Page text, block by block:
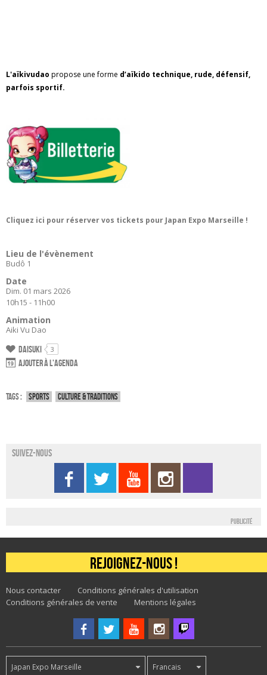
L'aïkivudao propose une forme d’aïkido technique, rude, défensif,
parfois sportif.
Cliquez ici pour réserver vos tickets pour Japan Expo Marseille !
Lieu de l'évènement
Budô 1
Date
Dim. 01 mars 2026
10h15 - 11h00
Animation
Aiki Vu Dao
Daisuki 3
Ajouter à l'agenda
Tags : Sports Culture & traditions
Suivez-nous
Publicité
Rejoignez-nous !
Nous contacter
Conditions générales d'utilisation
Conditions générales de vente
Mentions légales
Japan Expo Marseille Francais